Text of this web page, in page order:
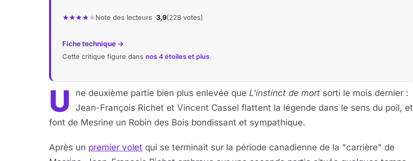
Note des lecteurs ·3,9(228 votes)
Fiche technique →
Cette critique figure dans nos 4 étoiles et plus.
U ne deuxième partie bien plus enlevée que L'instinct de mort sorti le mois dernier :
Jean-François Richet et Vincent Cassel flattent la légende dans le sens du poil, et
font de Mesrine un Robin des Bois bondissant et sympathique.
Après un premier volet qui se terminait sur la période canadienne de la "carrière" de